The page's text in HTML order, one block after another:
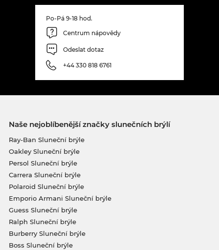
Po-Pá 9-18 hod.
Centrum nápovědy
Odeslat dotaz
+44 330 818 6761
Naše nejoblíbenější značky slunečních brýlí
Ray-Ban Sluneční brýle
Oakley Sluneční brýle
Persol Sluneční brýle
Carrera Sluneční brýle
Polaroid Sluneční brýle
Emporio Armani Sluneční brýle
Guess Sluneční brýle
Ralph Sluneční brýle
Burberry Sluneční brýle
Boss Sluneční brýle